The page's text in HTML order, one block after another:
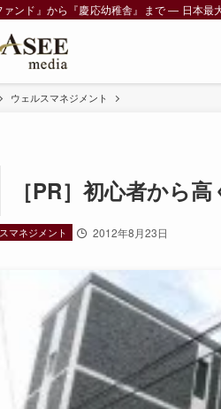
ァンド』から『慶応幼稚舎』まで ― 日本
ウェルスマネジメント
［PR］初心者から
マネジメント 2012年8月23日